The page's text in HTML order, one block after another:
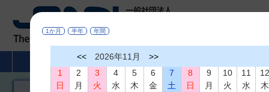
非破壊検査とは
1か月 半年 年間
<< 2026年11月
>>
1
日
2
月
3
火
4
水
5
木
6
金
7
土
8
日
9
月
10
火
11
水
木